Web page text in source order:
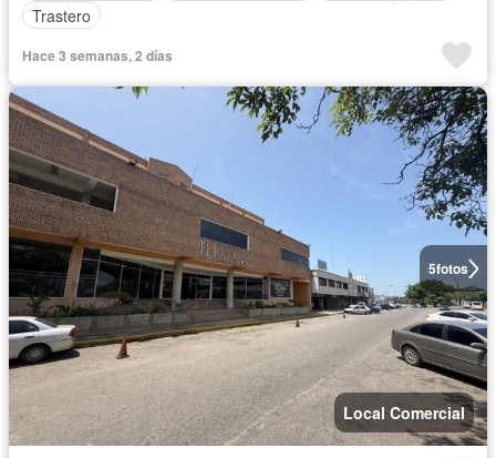
Trastero
Hace 3 semanas, 2 días
5fotos
Local Comercial